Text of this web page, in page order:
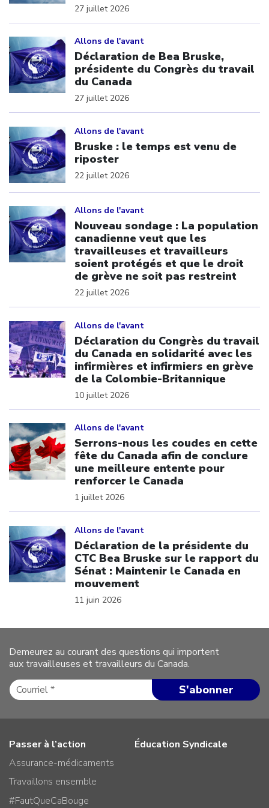
27 juillet 2026
Allons de l'avant
Déclaration de Bea Bruske,
présidente du Congrès du travail
du Canada
27 juillet 2026
Allons de l'avant
Bruske : le temps est venu de
riposter
22 juillet 2026
Allons de l'avant
Nouveau sondage : La population
canadienne veut que les
travailleuses et travailleurs
soient protégés et que le droit
de grève ne soit pas restreint
22 juillet 2026
Allons de l'avant
Déclaration du Congrès du travail
du Canada en solidarité avec les
infirmières et infirmiers en grève
de la Colombie-Britannique
10 juillet 2026
Allons de l'avant
Serrons-nous les coudes en cette
fête du Canada afin de conclure
une meilleure entente pour
renforcer le Canada
1 juillet 2026
Allons de l'avant
Déclaration de la présidente du
CTC Bea Bruske sur le rapport du
Sénat : Maintenir le Canada en
mouvement
11 juin 2026
Demeurez au courant des questions qui importent
aux travailleuses et travailleurs du Canada.
Passer à l’action
Assurance-médicaments
Travaillons ensemble
#FautQueCaBouge
Éducation Syndicale